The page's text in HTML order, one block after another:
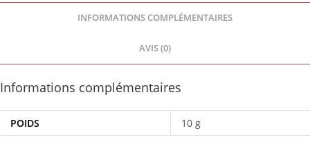
INFORMATIONS COMPLÉMENTAIRES
AVIS (0)
Informations complémentaires
POIDS 10 g